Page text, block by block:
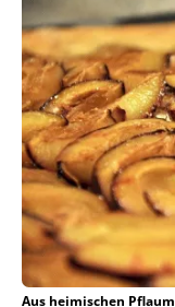
Aus heimischen